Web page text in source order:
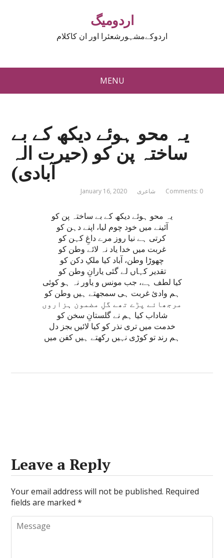
اردومیگ
اردوکےمشہورشعئرا اور ان کاکلام
MENU
یہ محو ہوئے دیکھ کے بے
ساختہ پن کو (حیرت الہ
آبادی)
January 16, 2020 شاعری Comments: 0
یہ محو ہوئے دیکھ کے بے ساختہ پن کو
آئینے میں خود چوم لیا، اپنے دہن کو
کرتی ہے نیا روز مرے داغِ کہن کو
غربت میں خدا یاد نہ لائے وطن کو
چھوڑا وطن، آباد کیا ملکِ دکن کو
تقدیر کہاں لے گئی یارانِ وطن کو
کیا لطف ہے، جب مونس و یاور نہ ہو کوئی
ہم وادئ غربت ہی سمجھتے ہیں وطن کو
مرجھائے پڑے تھے گلِ مضمون ہزاروں
شاداب کیا ہم نے گلستانِ سخن کو
خدمت میں تری نذر کو کیا لائیں بجز دل
ہم رند تو کوڑی نہیں رکھتے ہیں کفن میں
Leave a Reply
Your email address will not be published. Required
fields are marked*